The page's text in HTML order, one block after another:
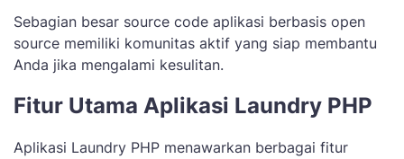
Sebagian besar source code aplikasi berbasis open
source memiliki komunitas aktif yang siap membantu
Anda jika mengalami kesulitan.
Fitur Utama Aplikasi Laundry PHP
Aplikasi Laundry PHP menawarkan berbagai fitur